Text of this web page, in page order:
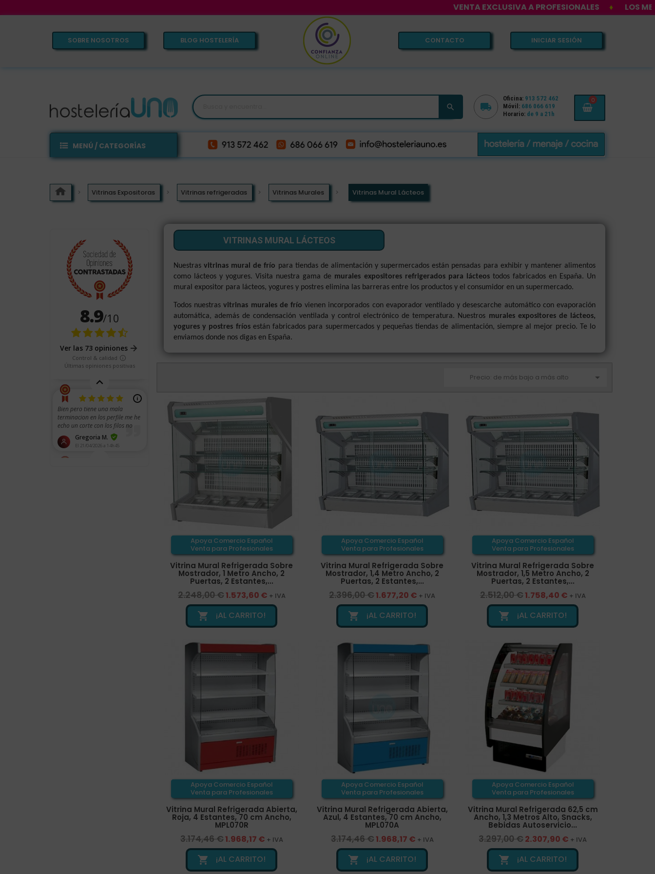
VENTA EXCLUSIVA A PROFESIONALES ♦ LOS MEJORES
INICIAR SESIÓN
CONTACTO
SOBRE NOSOTROS BLOG HOSTELERÍA
 
Oficina: 913 572 462
Móvil: 686 066 619
Horario: de 9 a 21h
0
MENÚ / CATEGORÍAS
Vitrinas Expositoras Vitrinas refrigeradas Vitrinas Murales Vitrinas Mural Lácteos
VITRINAS MURAL LÁCTEOS
Nuestrasvitrinas mural de frío para tiendas de alimentación y supermercados están pensadas para exhibir y mantener alimentos
como lácteos y yogures. Visita nuestra gama de murales expositores refrigerados para lácteos todos fabricados en España. Un
mural expositor para lácteos, yogures y postres elimina las barreras entre los productos y el consumidor en un supermercado.
Todos nuestrasvitrinas murales de frío vienen incorporados con evaporador ventilado y desescarche automático con evaporación
automática, además de condensación ventilada y control electrónico de temperatura. Nuestros murales expositores de lácteos,
yogures y postres fríos están fabricados para supermercados y pequeñas tiendas de alimentación, siempre al mejor precio. Te lo
enviamos donde nos digas en España.
Precio: de más bajo a más alto 
Apoya Comercio Español
Venta para Profesionales
Vitrina Mural Refrigerada Sobre
Mostrador, 1 Metro Ancho, 2
Puertas, 2 Estantes,...
2.248,00 €1.573,60 € + IVA
 ¡AL CARRITO!
Apoya Comercio Español
Venta para Profesionales
Vitrina Mural Refrigerada Sobre
Mostrador, 1,4 Metro Ancho, 2
Puertas, 2 Estantes,...
2.396,00 €1.677,20 € + IVA
 ¡AL CARRITO!
Apoya Comercio Español
Venta para Profesionales
Vitrina Mural Refrigerada Sobre
Mostrador, 1,5 Metro Ancho, 2
Puertas, 2 Estantes,...
2.512,00 €1.758,40 € + IVA
 ¡AL CARRITO!
Apoya Comercio Español
Venta para Profesionales
Vitrina Mural Refrigerada Abierta,
Roja, 4 Estantes, 70 cm Ancho,
MPL070R
3.174,46 €1.968,17 € + IVA
 ¡AL CARRITO!
Apoya Comercio Español
Venta para Profesionales
Vitrina Mural Refrigerada Abierta,
Azul, 4 Estantes, 70 cm Ancho,
MPL070A
3.174,46 €1.968,17 € + IVA
 ¡AL CARRITO!
Apoya Comercio Español
Venta para Profesionales
Vitrina Mural Refrigerada 62,5 cm
Ancho, 1,3 Metros Alto, Snacks,
Bebidas Autoservicio...
3.297,00 €2.307,90 € + IVA
 ¡AL CARRITO!